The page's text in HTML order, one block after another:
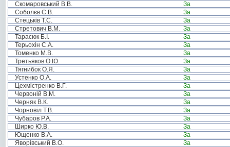
Скомаровський В.В.
За
Соболєв С.В.
За
Стецьків Т.С.
За
Стретович В.М.
За
Тарасюк Б.І.
За
Терьохін С.А.
За
Томенко М.В.
За
Третьяков О.Ю.
За
Тягнибок О.Я.
За
Устенко О.А.
За
Цехмістренко В.Г.
За
Червоній В.М.
За
Черняк В.К.
За
Чорновіл Т.В.
За
Чубаров Р.А.
За
Ширко Ю.В.
За
Ющенко В.А.
За
Яворівський В.О.
За